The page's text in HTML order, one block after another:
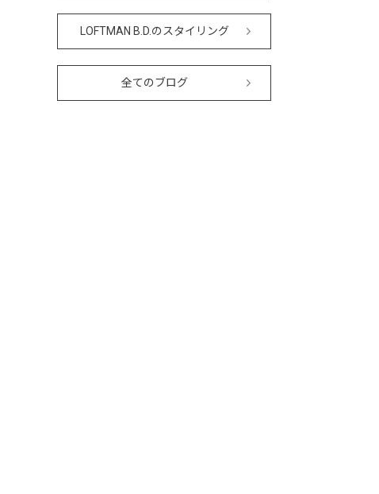
LOFTMAN B.D.のスタイリング
全てのブログ